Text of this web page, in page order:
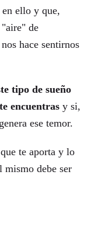
en ello y que,
"aire" de
hace sentirnos
tipo de sueño
encuentrasy si,
ese temor.
te aporta y lo
mismo debe ser